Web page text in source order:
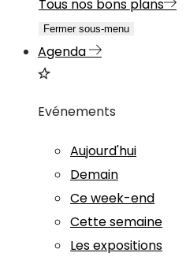
Tous nos bons plans
Fermer sous-menu
Agenda
Evénements
Aujourd'hui
Demain
Ce week-end
Cette semaine
Les expositions